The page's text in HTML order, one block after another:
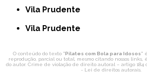
Vila Prudente
Vila Prudente
O conteúdo do texto "Pilates com Bola para Idosos"
reprodução, parcial ou total, mesmo citando nossos links,
do autor. Crime de violação de direito autoral – artigo 184
- Lei de direitos autorais